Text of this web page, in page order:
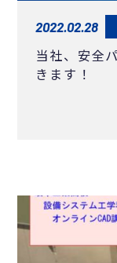
2022.02.28
当社、安全
きます！